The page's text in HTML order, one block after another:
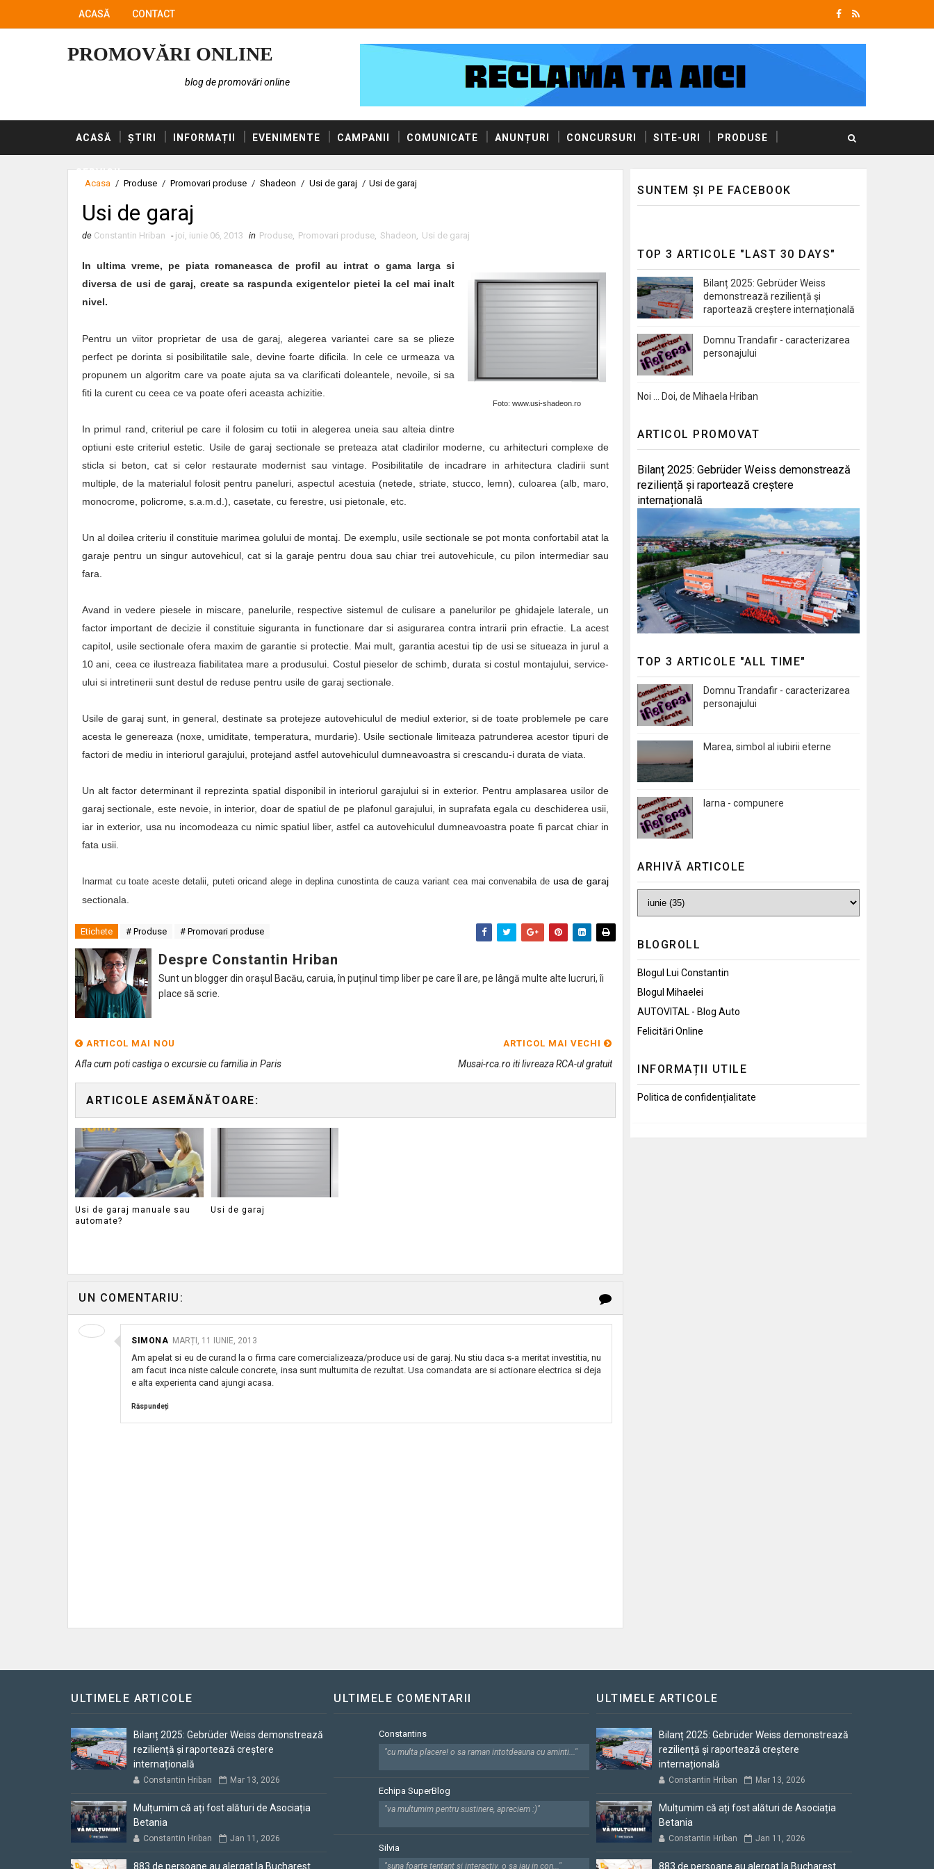
ACASĂ CONTACT
PROMOVĂRI ONLINE
blog de promovări online
ACASĂ ȘTIRI INFORMAȚII EVENIMENTE CAMPANII COMUNICATE ANUNȚURI CONCURSURI SITE-URI PRODUSE
SERVICII
Acasa / Produse / Promovari produse / Shadeon / Usi de garaj / Usi de garaj
Usi de garaj
de Constantin Hriban - joi, iunie 06, 2013 in Produse, Promovari produse, Shadeon, Usi de garaj
Foto: www.usi-shadeon.ro
In ultima vreme, pe piata romaneasca de profil au intrat o gama larga si
diversa de usi de garaj, create sa raspunda exigentelor pietei la cel mai inalt
nivel.
Pentru un viitor proprietar de usa de garaj, alegerea variantei care sa se plieze
perfect pe dorinta si posibilitatile sale, devine foarte dificila. In cele ce urmeaza va
propunem un algoritm care va poate ajuta sa va clarificati doleantele, nevoile, si sa
fiti la curent cu ceea ce va poate oferi aceasta achizitie.
In primul rand, criteriul pe care il folosim cu totii in alegerea uneia sau alteia dintre
optiuni este criteriul estetic. Usile de garaj sectionale se preteaza atat cladirilor moderne, cu arhitecturi complexe de
sticla si beton, cat si celor restaurate modernist sau vintage. Posibilitatile de incadrare in arhitectura cladirii sunt
multiple, de la materialul folosit pentru paneluri, aspectul acestuia (netede, striate, stucco, lemn), culoarea (alb, maro,
monocrome, policrome, s.a.m.d.), casetate, cu ferestre, usi pietonale, etc.
Un al doilea criteriu il constituie marimea golului de montaj. De exemplu, usile sectionale se pot monta confortabil atat la
garaje pentru un singur autovehicul, cat si la garaje pentru doua sau chiar trei autovehicule, cu pilon intermediar sau
fara.
Avand in vedere piesele in miscare, panelurile, respective sistemul de culisare a panelurilor pe ghidajele laterale, un
factor important de decizie il constituie siguranta in functionare dar si asigurarea contra intrarii prin efractie. La acest
capitol, usile sectionale ofera maxim de garantie si protectie. Mai mult, garantia acestui tip de usi se situeaza in jurul a
10 ani, ceea ce ilustreaza fiabilitatea mare a produsului. Costul pieselor de schimb, durata si costul montajului, service-
ului si intretinerii sunt destul de reduse pentru usile de garaj sectionale.
Usile de garaj sunt, in general, destinate sa protejeze autovehiculul de mediul exterior, si de toate problemele pe care
acesta le genereaza (noxe, umiditate, temperatura, murdarie). Usile sectionale limiteaza patrunderea acestor tipuri de
factori de mediu in interiorul garajului, protejand astfel autovehiculul dumneavoastra si crescandu-i durata de viata.
Un alt factor determinant il reprezinta spatial disponibil in interiorul garajului si in exterior. Pentru amplasarea usilor de
garaj sectionale, este nevoie, in interior, doar de spatiul de pe plafonul garajului, in suprafata egala cu deschiderea usii,
iar in exterior, usa nu incomodeaza cu nimic spatiul liber, astfel ca autovehiculul dumneavoastra poate fi parcat chiar in
fata usii.
Inarmat cu toate aceste detalii, puteti oricand alege in deplina cunostinta de cauza variant cea mai convenabila de usa de garaj
sectionala.
Etichete # Produse # Promovari produse
Despre Constantin Hriban
Sunt un blogger din orașul Bacău, caruia, în puținul timp liber pe care îl are, pe lângă multe alte lucruri, îi
place să scrie.
ARTICOL MAI NOU
Afla cum poti castiga o excursie cu familia in Paris
ARTICOL MAI VECHI
Musai-rca.ro iti livreaza RCA-ul gratuit
ARTICOLE ASEMĂNĂTOARE:
Usi de garaj manuale sau
automate?
Usi de garaj
UN COMENTARIU:
SIMONA MARȚI, 11 IUNIE, 2013
Am apelat si eu de curand la o firma care comercializeaza/produce usi de garaj. Nu stiu daca s-a meritat investitia, nu
am facut inca niste calcule concrete, insa sunt multumita de rezultat. Usa comandata are si actionare electrica si deja
e alta experienta cand ajungi acasa.
Răspundeți
SUNTEM ȘI PE FACEBOOK
TOP 3 ARTICOLE "LAST 30 DAYS"
Bilanț 2025: Gebrüder Weiss
demonstrează reziliență și
raportează creștere internațională
Domnu Trandafir - caracterizarea
personajului
Noi … Doi, de Mihaela Hriban
ARTICOL PROMOVAT
Bilanț 2025: Gebrüder Weiss demonstrează
reziliență și raportează creștere
internațională
TOP 3 ARTICOLE "ALL TIME"
Domnu Trandafir - caracterizarea
personajului
Marea, simbol al iubirii eterne
Iarna - compunere
ARHIVĂ ARTICOLE
BLOGROLL
Blogul Lui Constantin
Blogul Mihaelei
AUTOVITAL - Blog Auto
Felicitări Online
INFORMAȚII UTILE
Politica de confidențialitate
ULTIMELE ARTICOLE
Bilanț 2025: Gebrüder Weiss demonstrează
reziliență și raportează creștere
internațională
Constantin Hriban Mar 13, 2026
Mulțumim că ați fost alături de Asociația
Betania
Constantin Hriban Jan 11, 2026
883 de persoane au alergat la Bucharest
ULTIMELE COMENTARII
Constantins
"cu multa placere! o sa raman intotdeauna cu aminti..."
Echipa SuperBlog
"va multumim pentru sustinere, apreciem :)"
Silvia
"suna foarte tentant si interactiv. o sa iau in con..."
ULTIMELE ARTICOLE
Bilanț 2025: Gebrüder Weiss demonstrează
reziliență și raportează creștere
internațională
Constantin Hriban Mar 13, 2026
Mulțumim că ați fost alături de Asociația
Betania
Constantin Hriban Jan 11, 2026
883 de persoane au alergat la Bucharest